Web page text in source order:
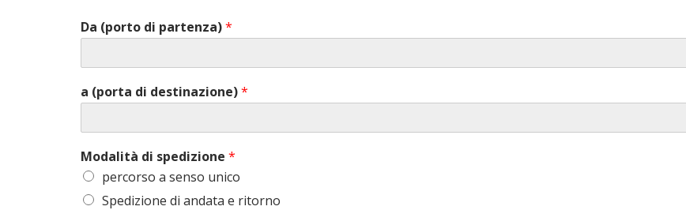
Da (porto di partenza)*
a (porta di destinazione)*
Modalità di spedizione *
percorso a senso unico
Spedizione di andata e ritorno